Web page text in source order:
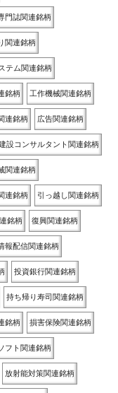
門誌関連銘柄
関連銘柄
テム関連銘柄
銘柄 工作機械関連銘柄
連銘柄 広告関連銘柄
設コンサルタント関連銘柄
関連銘柄
連銘柄 引っ越し関連銘柄
銘柄 復興関連銘柄
報配信関連銘柄
投資銀行関連銘柄
持ち帰り寿司関連銘柄
銘柄 損害保険関連銘柄
フト関連銘柄
放射能対策関連銘柄